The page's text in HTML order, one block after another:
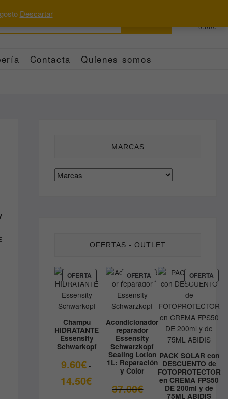
Descartar
0.00€
Contacta Quienes somos
MARCAS
OFERTAS - OUTLET
OFERTAPRODUCTO
EN
OFERTA
Champu
HIDRATANTE
Essensity
Schwarkopf
9.60€ -
14.50€Rango
OFERTA PRODUCTO
EN
Acondicionador
reparador
Essensity
Schwarzkopf
Sealing Lotion
1L: Reparación
y Color
37.00€El
OFERTA
EN
PACK SOLAR con
DESCUENTO de
FOTOPROTECTOR
en CREMA FPS50
DE 200ml y de
75ML ABIDIS